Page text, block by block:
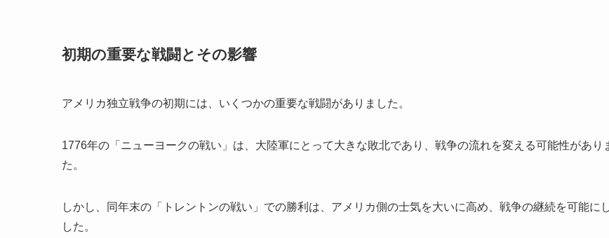
初期の重要な戦闘とその影響
アメリカ独立戦争の初期には、いくつかの重要な戦闘がありました。
1776年の「ニューヨークの戦い」は、大陸軍にとって大きな敗北であり、戦争の流れを変える可能性があり
た。
しかし、同年末の「トレントンの戦い」での勝利は、アメリカ側の士気を大いに高め、戦争の継続を可能に
した。